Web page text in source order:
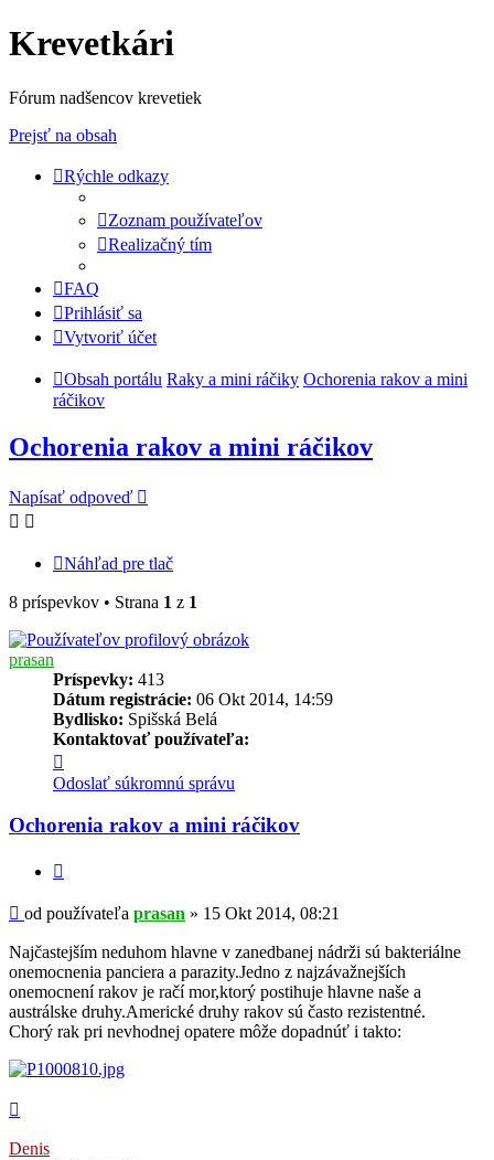
Krevetkári
Fórum nadšencov krevetiek
Prejsť na obsah
Rýchle odkazy
Zoznam používateľov
Realizačný tím
FAQ
Prihlásiť sa
Vytvoriť účet
Obsah portálu Raky a mini ráčiky Ochorenia rakov a mini
ráčikov
Ochorenia rakov a mini ráčikov
Napísať odpoveď
Náhľad pre tlač
8 príspevkov • Strana 1 z 1
prasan
Príspevky: 413
Dátum registrácie: 06 Okt 2014, 14:59
Bydlisko: Spišská Belá
Kontaktovať používateľa:
informácie
používateľa
prasan
Odoslať súkromnú správu
Ochorenia rakov a mini ráčikov
Príspevok
od používateľa prasan » 15 Okt 2014, 08:21
Najčastejším neduhom hlavne v zanedbanej nádrži sú bakteriálne
onemocnenia panciera a parazity.Jedno z najzávažnejších
onemocnení rakov je račí mor,ktorý postihuje hlavne naše a
austrálske druhy.Americké druhy rakov sú často rezistentné.
Chorý rak pri nevhodnej opatere môže dopadnúť i takto:
Denis